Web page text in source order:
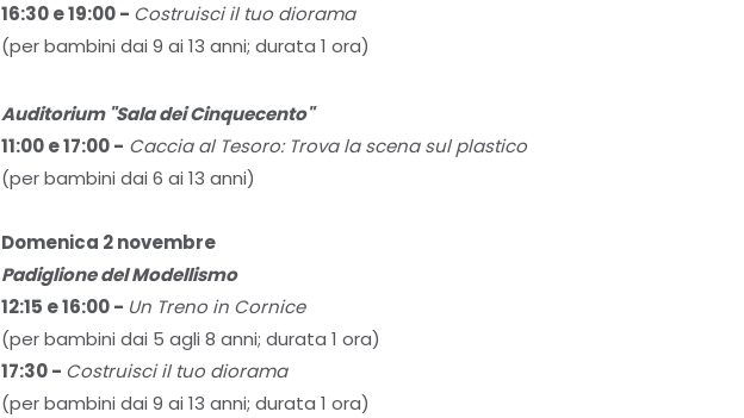
16:30 e 19:00 - Costruisci il tuo diorama
(per bambini dai 9 ai 13 anni; durata 1 ora)
Auditorium "Sala dei Cinquecento"
11:00 e 17:00 - Caccia al Tesoro: Trova la scena sul plastico
(per bambini dai 6 ai 13 anni)
Domenica 2 novembre
Padiglione del Modellismo
12:15 e 16:00 - Un Treno in Cornice
(per bambini dai 5 agli 8 anni; durata 1 ora)
17:30 - Costruisci il tuo diorama
(per bambini dai 9 ai 13 anni; durata 1 ora)